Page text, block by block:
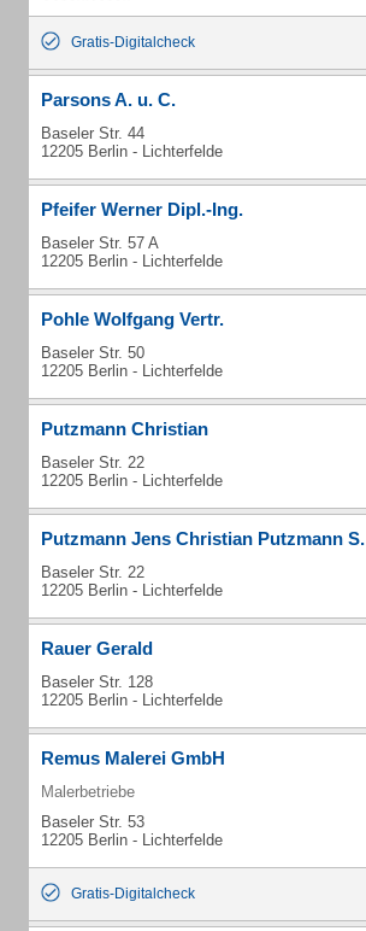
Gratis-Digitalcheck
Parsons A. u. C.
Baseler Str. 44
12205 Berlin - Lichterfelde
Pfeifer Werner Dipl.-Ing.
Baseler Str. 57 A
12205 Berlin - Lichterfelde
Pohle Wolfgang Vertr.
Baseler Str. 50
12205 Berlin - Lichterfelde
Putzmann Christian
Baseler Str. 22
12205 Berlin - Lichterfelde
Putzmann Jens Christian Putzmann S.
Baseler Str. 22
12205 Berlin - Lichterfelde
Rauer Gerald
Baseler Str. 128
12205 Berlin - Lichterfelde
Remus Malerei GmbH
Malerbetriebe
Baseler Str. 53
12205 Berlin - Lichterfelde
Gratis-Digitalcheck